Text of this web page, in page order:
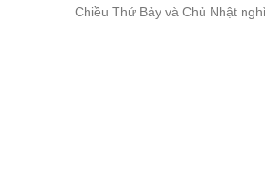
Chiều Thứ Bảy và Chủ Nhật nghỉ